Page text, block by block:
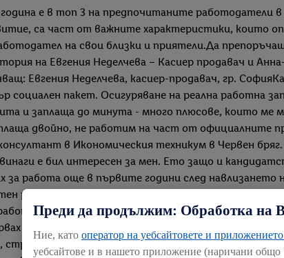
е в топ 3 на предпочитаните
са част от важните характеристики, които
на свои близки и приятели.Да
на Евгения Неделчева – Касиер продавач и
Евгения Неделчева, касиер-продавач, гр.
социален пакет. Осигуряване на реална работна
и заплаща до минута - много плюсове, които ме
двойно, не работим на част от официалните
в Икономическия техникум в Червен
е бил интересен за мен. Ето защо и
работа още в първите години след
работодател, че процесите на работа са ясни
в компанията, управител и зам.-
в преценката им.Кои са качествата на дъщеря
стреми се винаги към върха и към това да прави
Преди да продължим: Обработка на
Ние, като оператор на уебсайтовете и
уебсайтове и в нашето приложение (наричани